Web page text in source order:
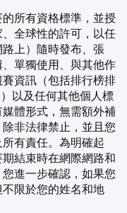
所有資格標準，並授
全球性的許可，以任
上）隨時發布、張
單獨使用、與其他作
資訊（包括排行榜排
以及任何其他個人標
體形式，無需額外補
非法律禁止，並且您
有責任。為明確起
結束時在網際網路和
進一步確認，如果您
限於您的姓名和地